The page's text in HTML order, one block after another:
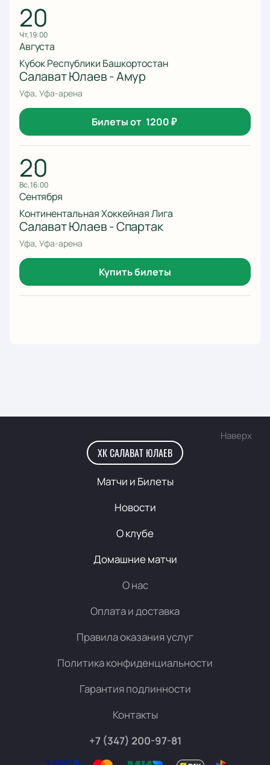
20
чт, 19:00
Августа
Кубок Республики Башкортостан
Салават Юлаев - Амур
Уфа, Уфа-арена
Билеты от 1200₽
20
вс, 16:00
Сентября
Континентальная Хоккейная Лига
Салават Юлаев - Спартак
Уфа, Уфа-арена
Купить билеты
Наверх
ХК САЛАВАТ ЮЛАЕВ
Матчи и Билеты
Новости
О клубе
Домашние матчи
О нас
Оплата и доставка
Правила оказания услуг
Политика конфиденциальности
Гарантия подлинности
Контакты
+7 (347) 200-97-81